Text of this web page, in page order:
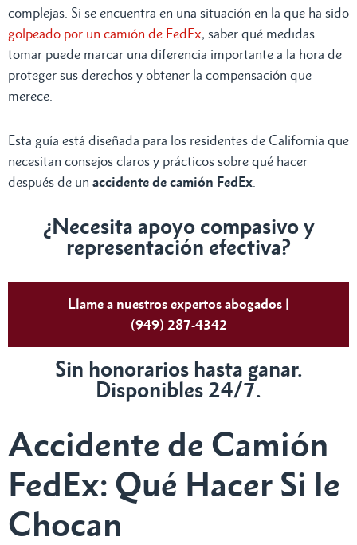
complejas. Si se encuentra en una situación en la que ha sido
golpeado por un camión de FedEx, saber qué medidas
tomar puede marcar una diferencia importante a la hora de
proteger sus derechos y obtener la compensación que
merece.
Esta guía está diseñada para los residentes de California que
necesitan consejos claros y prácticos sobre qué hacer
después de un accidente de camión FedEx
¿Necesita apoyo compasivo y
representación efectiva?
Llame a nuestros expertos abogados |
(949) 287-4342
Sin honorarios hasta ganar.
Disponibles 24/7.
Accidente de Camión
FedEx: Qué Hacer Si le
Chocan